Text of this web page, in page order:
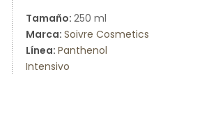
Tamaño: 250 ml
Marca: Soivre Cosmetics
Línea: Panthenol
Intensivo